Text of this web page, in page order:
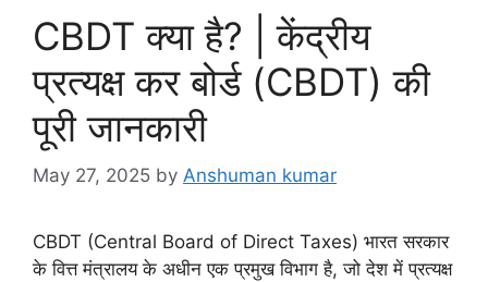
r
e
s
CBDT क्या है? | केंद्रीय
प्रत्यक्ष कर बोर्ड (CBDT) की
पूरी जानकारी
May 27, 2025 by Anshuman kumar
CBDT (Central Board of Direct Taxes) भारत सरकार
के वित्त मंत्रालय के अधीन एक प्रमुख विभाग है, जो देश में प्रत्यक्ष